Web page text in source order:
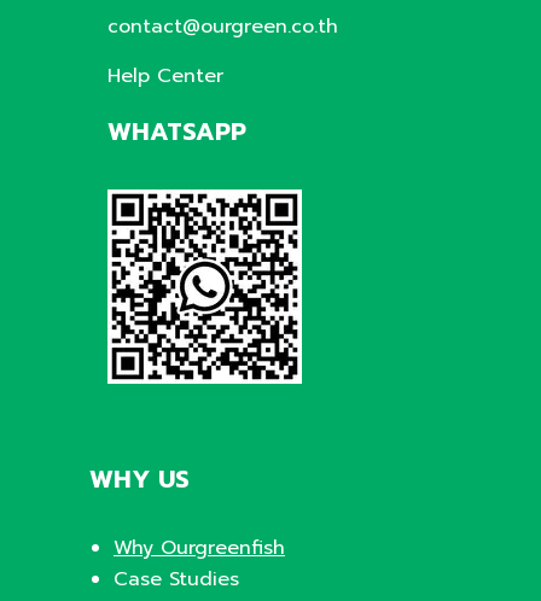
contact@ourgreen.co.th
Help Center
WHATSAPP
WHY US
Why Ourgreenfish
Case Studies